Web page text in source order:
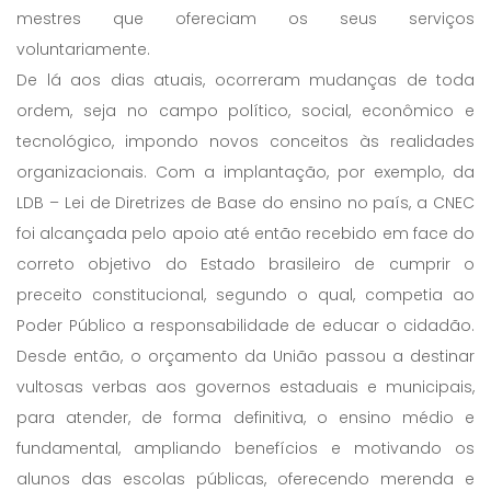
mestres que ofereciam os seus serviços
voluntariamente.
De lá aos dias atuais, ocorreram mudanças de toda
ordem, seja no campo político, social, econômico e
tecnológico, impondo novos conceitos às realidades
organizacionais. Com a implantação, por exemplo, da
LDB – Lei de Diretrizes de Base do ensino no país, a CNEC
foi alcançada pelo apoio até então recebido em face do
correto objetivo do Estado brasileiro de cumprir o
preceito constitucional, segundo o qual, competia ao
Poder Público a responsabilidade de educar o cidadão.
Desde então, o orçamento da União passou a destinar
vultosas verbas aos governos estaduais e municipais,
para atender, de forma definitiva, o ensino médio e
fundamental, ampliando benefícios e motivando os
alunos das escolas públicas, oferecendo merenda e